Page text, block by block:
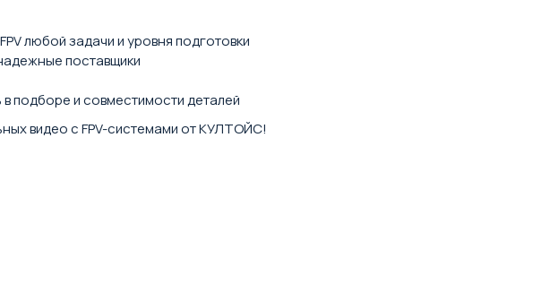
любой задачи и уровня подготовки
поставщики
подборе и совместимости деталей
видео с FPV-системами от КУЛТОЙС!